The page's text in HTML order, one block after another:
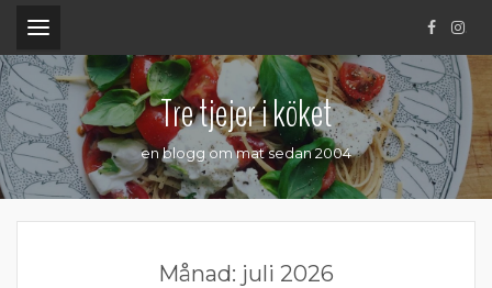
.
Tre tjejer i köket
en blogg om mat sedan 2004
Månad: juli 2026